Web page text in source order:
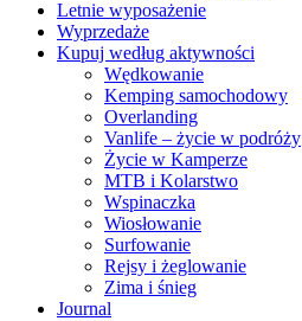
Letnie wyposażenie
Wyprzedaże
Kupuj według aktywności
Wędkowanie
Kemping samochodowy
Overlanding
Vanlife – życie w podróży
Życie w Kamperze
MTB i Kolarstwo
Wspinaczka
Wiosłowanie
Surfowanie
Rejsy i żeglowanie
Zima i śnieg
Journal